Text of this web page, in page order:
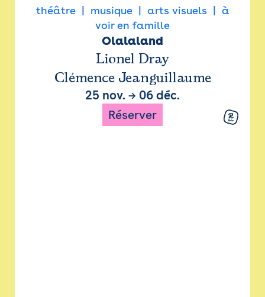
théâtre musique arts visuels
à
voir en famille
Olalaland
Lionel Dray
Clémence Jeanguillaume
25 nov. → 06 déc.
Réserver